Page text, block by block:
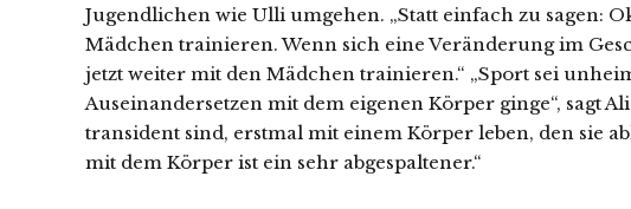
Jugendlichen wie Ulli umgehen. „Statt einfach zu sagen:
Mädchen trainieren. Wenn sich eine Veränderung im
jetzt weiter mit den Mädchen trainieren.“ „Sport sei
Auseinandersetzen mit dem eigenen Körper ginge“, sagt
transident sind, erstmal mit einem Körper leben, den sie
mit dem Körper ist ein sehr abgespaltener.“